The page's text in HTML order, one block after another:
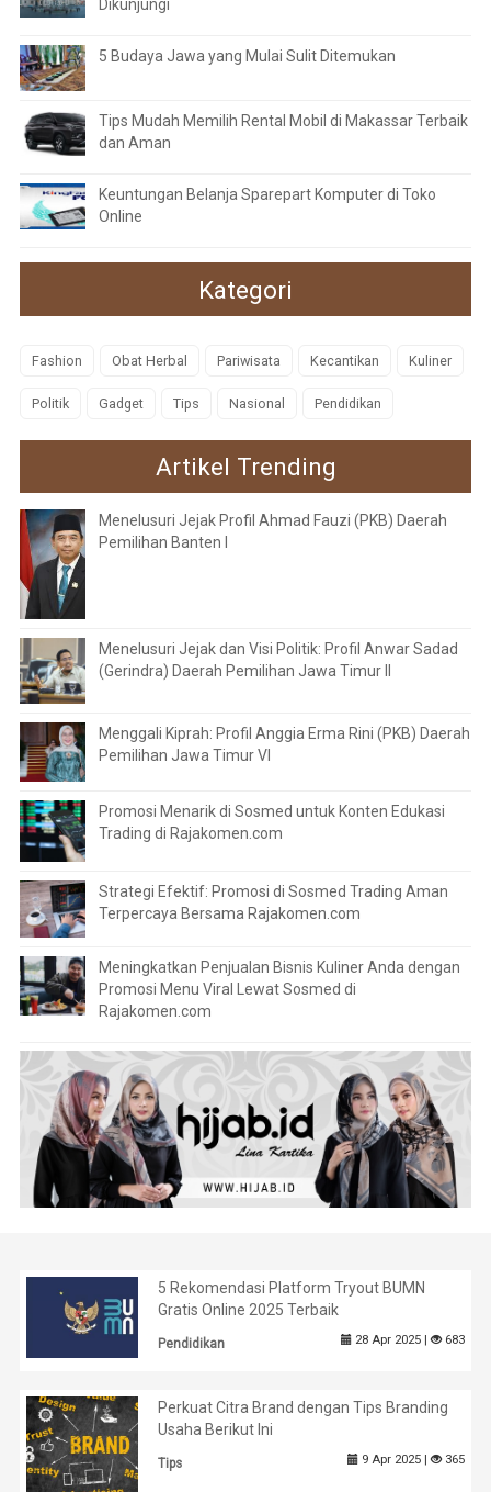
Dikunjungi
5 Budaya Jawa yang Mulai Sulit Ditemukan
Tips Mudah Memilih Rental Mobil di Makassar Terbaik
dan Aman
Keuntungan Belanja Sparepart Komputer di Toko
Online
Kategori
Fashion Obat Herbal Pariwisata Kecantikan Kuliner
Politik Gadget Tips Nasional Pendidikan
Artikel Trending
Menelusuri Jejak Profil Ahmad Fauzi (PKB) Daerah
Pemilihan Banten I
Menelusuri Jejak dan Visi Politik: Profil Anwar Sadad
(Gerindra) Daerah Pemilihan Jawa Timur II
Menggali Kiprah: Profil Anggia Erma Rini (PKB) Daerah
Pemilihan Jawa Timur VI
Promosi Menarik di Sosmed untuk Konten Edukasi
Trading di Rajakomen.com
Strategi Efektif: Promosi di Sosmed Trading Aman
Terpercaya Bersama Rajakomen.com
Meningkatkan Penjualan Bisnis Kuliner Anda dengan
Promosi Menu Viral Lewat Sosmed di
Rajakomen.com
5 Rekomendasi Platform Tryout BUMN
Gratis Online 2025 Terbaik
Pendidikan 28 Apr 2025 | 683
Perkuat Citra Brand dengan Tips Branding
Usaha Berikut Ini
Tips 9 Apr 2025 | 365